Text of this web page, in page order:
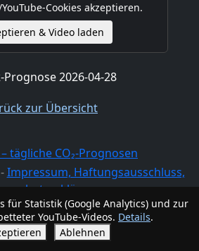
Cookies akzeptieren.
& Video laden
zur Übersicht
– tägliche CO₂-Prognosen
Impressum, Haftungsausschluss,
für Statistik (Google Analytics) und zur
YouTube-Videos. Details.
Ablehnen